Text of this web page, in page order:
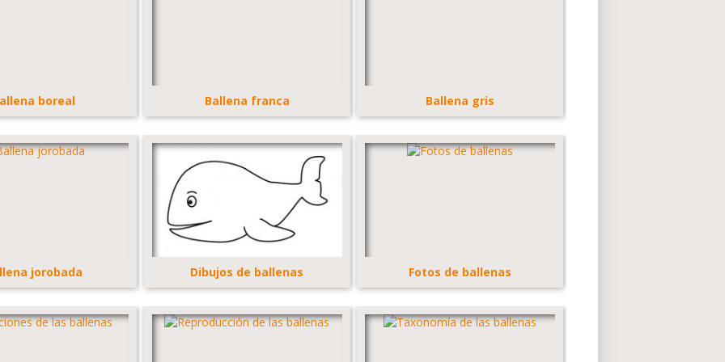
boreal Ballena franca Ballena gris
jorobada Dibujos de ballenas Fotos de ballenas